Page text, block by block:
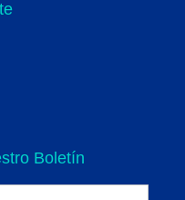
Boletín